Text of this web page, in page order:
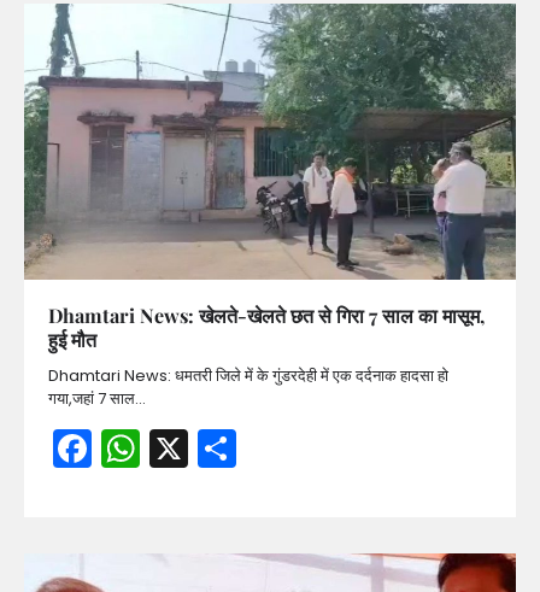
Dhamtari News: खेलते-खेलते छत से गिरा 7 साल का मासूम,
हुई मौत
Dhamtari News: धमतरी जिले में के गुंडरदेही में एक दर्दनाक हादसा हो
गया,जहां 7 साल…
Facebook
WhatsApp
X